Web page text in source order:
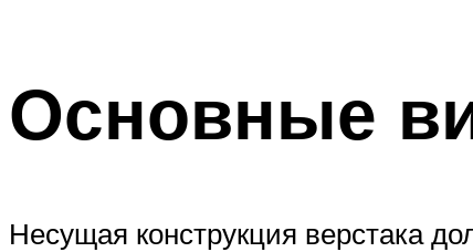
Основные
Несущая конструкция верстака